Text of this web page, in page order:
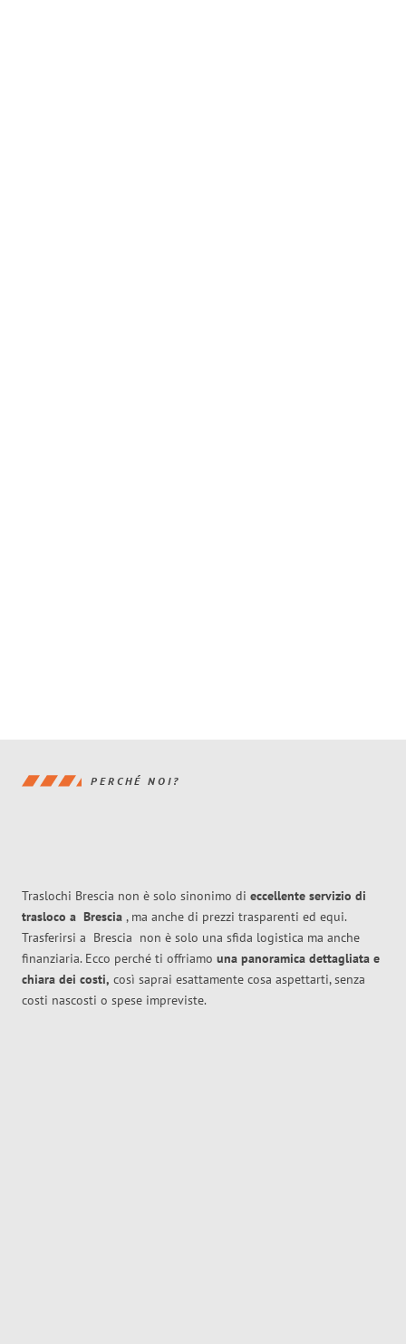
PERCHÉ NOI?
Traslochi Brescia non è solo sinonimo di eccellente servizio di
trasloco a Brescia , ma anche di prezzi trasparenti ed equi.
Trasferirsi a Brescia non è solo una sfida logistica ma anche
finanziaria. Ecco perché ti offriamo una panoramica dettagliata e
chiara dei costi, così saprai esattamente cosa aspettarti, senza
costi nascosti o spese impreviste.